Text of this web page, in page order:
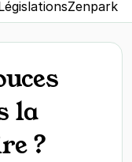
Zenpark
la
?